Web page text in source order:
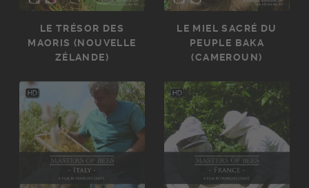
LE TRÉSOR DES
MAORIS (NOUVELLE
ZÉLANDE)
LE MIEL SACRÉ DU
PEUPLE BAKA
(CAMEROUN)